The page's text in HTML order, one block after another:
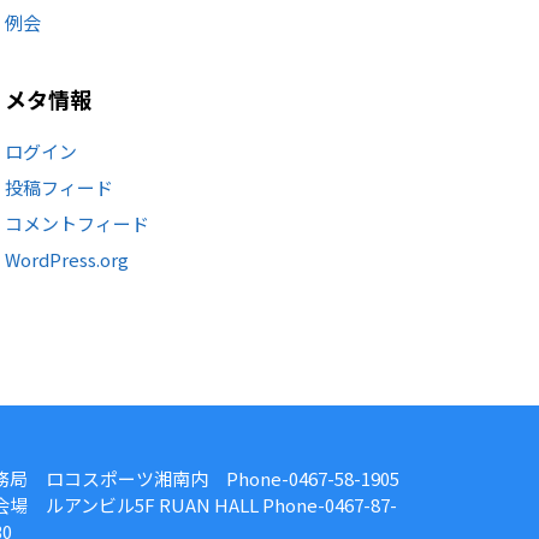
例会
メタ情報
ログイン
投稿フィード
コメントフィード
WordPress.org
局 ロコスポーツ湘南内 Phone-0467-58-1905
場 ルアンビル5F RUAN HALL Phone-0467-87-